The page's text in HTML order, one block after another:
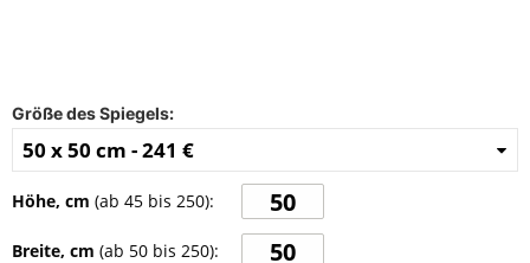
Größe des Spiegels:
50 x 50 cm -241 €
Höhe, cm (ab 45 bis 250):
Breite, cm (ab 50 bis 250):